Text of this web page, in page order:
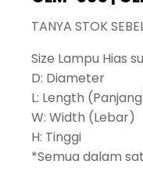
TANYA STOK
Size Lampu Hias
D: Diameter
L: Length
W: Width (Lebar)
H: Tinggi
*Semua dalam